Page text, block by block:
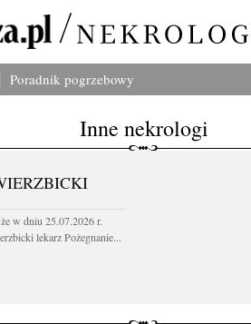
Poradnik pogrzebowy
Inne nekrologi
w dniu 25.07.2026 r.
lekarz Pożegnanie...